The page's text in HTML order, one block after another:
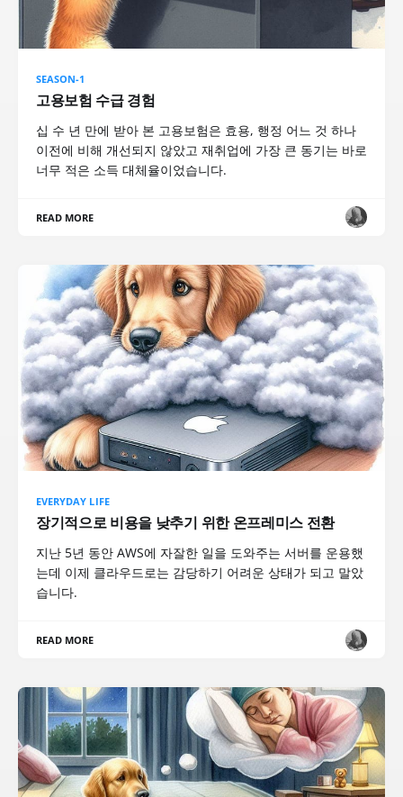
SEASON-1
고용보험 수급 경험
십 수 년 만에 받아 본 고용보험은 효용, 행정 어느 것 하나
이전에 비해 개선되지 않았고 재취업에 가장 큰 동기는 바로
너무 적은 소득 대체율이었습니다.
READ MORE
EVERYDAY LIFE
장기적으로 비용을 낮추기 위한 온프레미스 전환
지난 5년 동안 AWS에 자잘한 일을 도와주는 서버를 운용했
는데 이제 클라우드로는 감당하기 어려운 상태가 되고 말았
습니다.
READ MORE